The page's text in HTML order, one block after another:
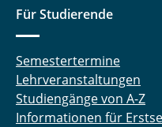
Für Studierende
Semestertermine
Lehrveranstaltungen
Studiengänge von A-Z
Informationen für